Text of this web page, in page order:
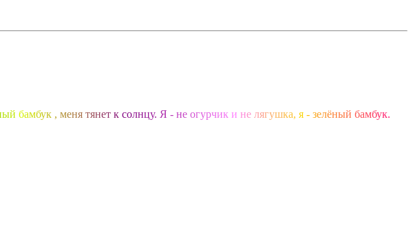
ый бамбук , меня тянет к солнцу. Я - не огурчик и не лягушка, я - зелёный бамбук.